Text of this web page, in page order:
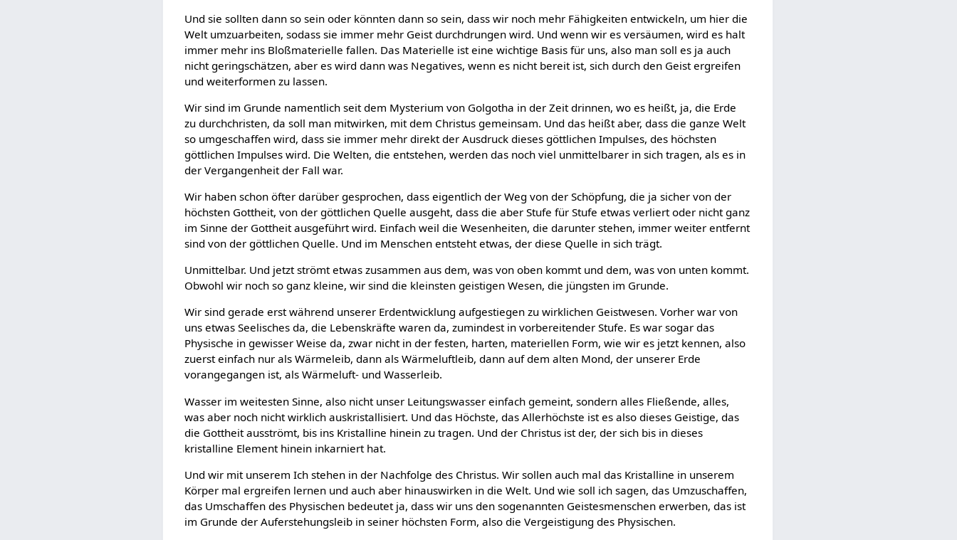
Und sie sollten dann so sein oder könnten dann so sein, dass wir noch mehr Fähigkeiten entwickeln, um hier die
Welt umzuarbeiten, sodass sie immer mehr Geist durchdrungen wird. Und wenn wir es versäumen, wird es halt
immer mehr ins Bloßmaterielle fallen. Das Materielle ist eine wichtige Basis für uns, also man soll es ja auch
nicht geringschätzen, aber es wird dann was Negatives, wenn es nicht bereit ist, sich durch den Geist ergreifen
und weiterformen zu lassen.
Wir sind im Grunde namentlich seit dem Mysterium von Golgotha in der Zeit drinnen, wo es heißt, ja, die Erde
zu durchchristen, da soll man mitwirken, mit dem Christus gemeinsam. Und das heißt aber, dass die ganze Welt
so umgeschaffen wird, dass sie immer mehr direkt der Ausdruck dieses göttlichen Impulses, des höchsten
göttlichen Impulses wird. Die Welten, die entstehen, werden das noch viel unmittelbarer in sich tragen, als es in
der Vergangenheit der Fall war.
Wir haben schon öfter darüber gesprochen, dass eigentlich der Weg von der Schöpfung, die ja sicher von der
höchsten Gottheit, von der göttlichen Quelle ausgeht, dass die aber Stufe für Stufe etwas verliert oder nicht ganz
im Sinne der Gottheit ausgeführt wird. Einfach weil die Wesenheiten, die darunter stehen, immer weiter entfernt
sind von der göttlichen Quelle. Und im Menschen entsteht etwas, der diese Quelle in sich trägt.
Unmittelbar. Und jetzt strömt etwas zusammen aus dem, was von oben kommt und dem, was von unten kommt.
Obwohl wir noch so ganz kleine, wir sind die kleinsten geistigen Wesen, die jüngsten im Grunde.
Wir sind gerade erst während unserer Erdentwicklung aufgestiegen zu wirklichen Geistwesen. Vorher war von
uns etwas Seelisches da, die Lebenskräfte waren da, zumindest in vorbereitender Stufe. Es war sogar das
Physische in gewisser Weise da, zwar nicht in der festen, harten, materiellen Form, wie wir es jetzt kennen, also
zuerst einfach nur als Wärmeleib, dann als Wärmeluftleib, dann auf dem alten Mond, der unserer Erde
vorangegangen ist, als Wärmeluft- und Wasserleib.
Wasser im weitesten Sinne, also nicht unser Leitungswasser einfach gemeint, sondern alles Fließende, alles,
was aber noch nicht wirklich auskristallisiert. Und das Höchste, das Allerhöchste ist es also dieses Geistige, das
die Gottheit ausströmt, bis ins Kristalline hinein zu tragen. Und der Christus ist der, der sich bis in dieses
kristalline Element hinein inkarniert hat.
Und wir mit unserem Ich stehen in der Nachfolge des Christus. Wir sollen auch mal das Kristalline in unserem
Körper mal ergreifen lernen und auch aber hinauswirken in die Welt. Und wie soll ich sagen, das Umzuschaffen,
das Umschaffen des Physischen bedeutet ja, dass wir uns den sogenannten Geistesmenschen erwerben, das ist
im Grunde der Auferstehungsleib in seiner höchsten Form, also die Vergeistigung des Physischen.